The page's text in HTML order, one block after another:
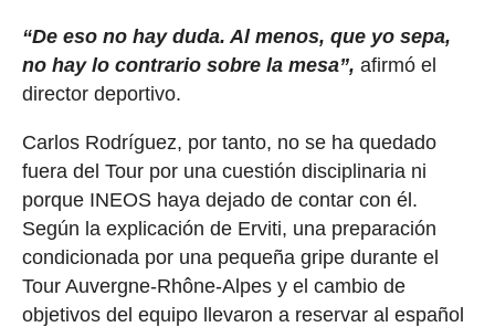
“De eso no hay duda. Al menos, que yo sepa,
no hay lo contrario sobre la mesa”, afirmó el
director deportivo.
Carlos Rodríguez, por tanto, no se ha quedado
fuera del Tour por una cuestión disciplinaria ni
porque INEOS haya dejado de contar con él.
Según la explicación de Erviti, una preparación
condicionada por una pequeña gripe durante el
Tour Auvergne-Rhône-Alpes y el cambio de
objetivos del equipo llevaron a reservar al español